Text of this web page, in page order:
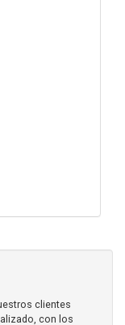
clientes
con los